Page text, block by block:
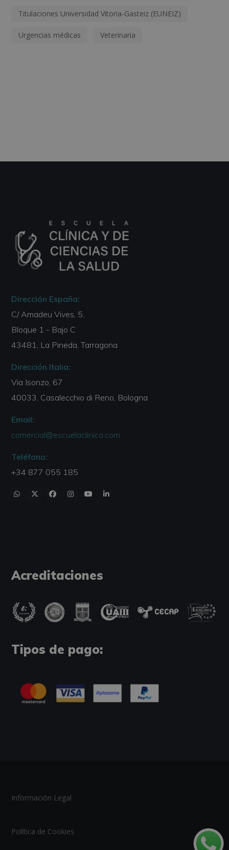
Titulaciones Universidad Vitoria-Gasteiz (EUNEIZ)
Urgencias médicas Veterinaria
Dirección España:
C/ Amadeu Vives, 5,
Bloque 1 - Bajo C
43481, La Pineda, Tarragona
Dirección Italia:
Via Isonzo, 67
40033, Casalecchio di Reno, Bologna
Email:
comercial@escuelaclinica.com
Teléfono:
+34 877 055 185
Acreditaciones
Tipos de pago:
Información Legal
Política de Cookies